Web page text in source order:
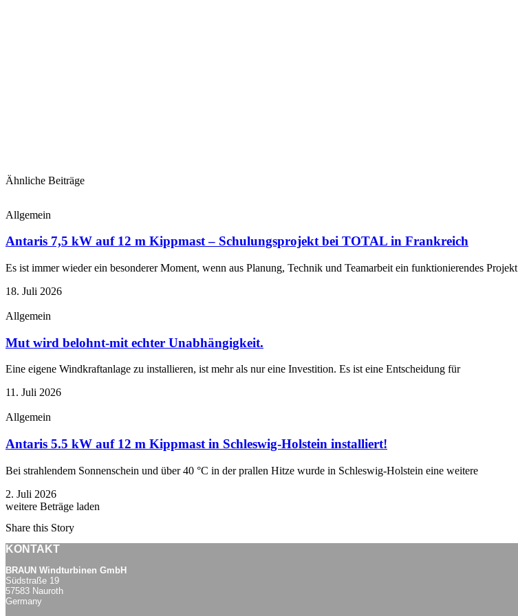
Ähnliche Beiträge
Allgemein
Antaris 7,5 kW auf 12 m Kippmast – Schulungsprojekt bei TOTAL in Frankreich
Es ist immer wieder ein besonderer Moment, wenn aus Planung, Technik und Teamarbeit ein funktionierendes Projekt
18. Juli 2026
Allgemein
Mut wird belohnt-mit echter Unabhängigkeit.
Eine eigene Windkraftanlage zu installieren, ist mehr als nur eine Investition. Es ist eine Entscheidung für
11. Juli 2026
Allgemein
Antaris 5.5 kW auf 12 m Kippmast in Schleswig-Holstein installiert!
Bei strahlendem Sonnenschein und über 40 °C in der prallen Hitze wurde in Schleswig-Holstein eine weitere
2. Juli 2026
weitere Beträge laden
Share this Story
KONTAKT
BRAUN Windturbinen GmbH
Südstraße 19
57583 Nauroth
Germany